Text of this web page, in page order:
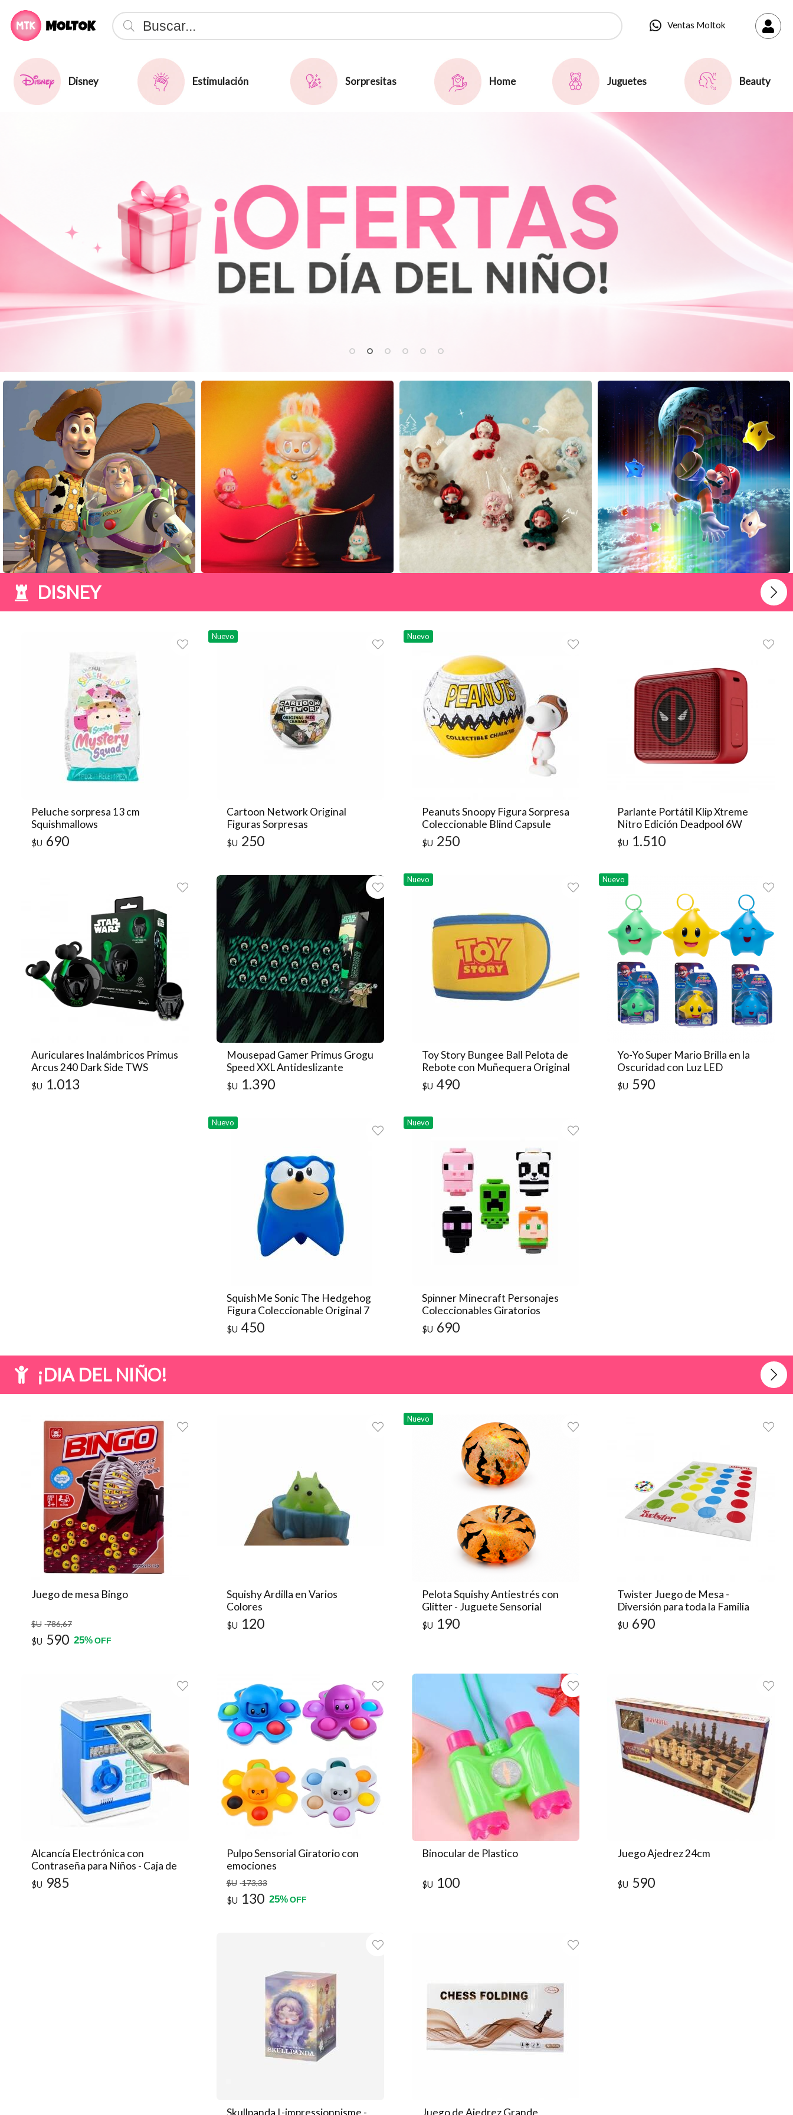
Ventas Moltok
Disney Estimulación Sorpresitas Home Juguetes Beauty
DISNEY
Peluche sorpresa 13 cm
Squishmallows
$U 690
Nuevo
Cartoon Network Original
Figuras Sorpresas
Coleccionable Blind Capsula
$U 250
Nuevo
Peanuts Snoopy Figura Sorpresa
Coleccionable Blind Capsule
$U 250
Parlante Portátil Klip Xtreme
Nitro Edición Deadpool 6W
Bluetooth
$U 1.510
Auriculares Inalámbricos Primus
Arcus 240 Dark Side TWS
Bluetooth 5.3
$U 1.013
Mousepad Gamer Primus Grogu
Speed XXL Antideslizante
Original
$U 1.390
Nuevo
Toy Story Bungee Ball Pelota de
Rebote con Muñequera Original
$U 490
Nuevo
Yo-Yo Super Mario Brilla en la
Oscuridad con Luz LED
$U 590
Nuevo
SquishMe Sonic The Hedgehog
Figura Coleccionable Original 7
cm
$U 450
Nuevo
Spinner Minecraft Personajes
Coleccionables Giratorios
Originales
$U 690
¡DIA DEL NIÑO!
Juego de mesa Bingo
$U 786,67
$U 590 25% OFF
Squishy Ardilla en Varios
Colores
$U 120
Nuevo
Pelota Squishy Antiestrés con
Glitter - Juguete Sensorial
Suave y Apretable
$U 190
Twister Juego de Mesa -
Diversión para toda la Familia
$U 690
Alcancía Electrónica con
Contraseña para Niños - Caja de
Ahorro Didáctica
$U 985
Pulpo Sensorial Giratorio con
emociones
$U 173,33
$U 130 25% OFF
Binocular de Plastico
$U 100
Juego Ajedrez 24cm
$U 590
Skullpanda L-impressionnisme - Juego de Ajedrez Grande